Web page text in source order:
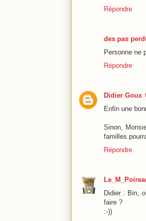
Répondre
des pas
Personne ne
Répondre
Didier Goux
Enfin une
Sinon,
familles
Répondre
Didier : Bin,
faire ?
:-))